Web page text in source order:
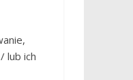
lub ich